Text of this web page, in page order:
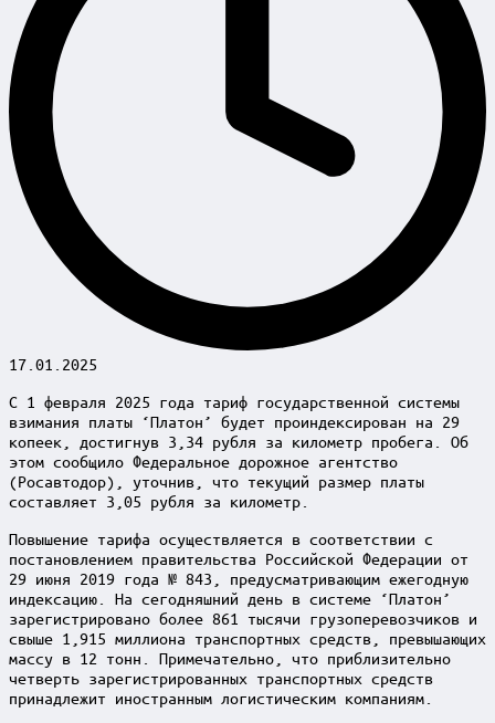
17.01.2025
С 1 февраля 2025 года тариф государственной системы
взимания платы ‘Платон’ будет проиндексирован на 29
копеек, достигнув 3,34 рубля за километр пробега. Об
этом сообщило Федеральное дорожное агентство
(Росавтодор), уточнив, что текущий размер платы
составляет 3,05 рубля за километр.
Повышение тарифа осуществляется в соответствии с
постановлением правительства Российской Федерации от
29 июня 2019 года № 843, предусматривающим ежегодную
индексацию. На сегодняшний день в системе ‘Платон’
зарегистрировано более 861 тысячи грузоперевозчиков и
свыше 1,915 миллиона транспортных средств, превышающих
массу в 12 тонн. Примечательно, что приблизительно
четверть зарегистрированных транспортных средств
принадлежит иностранным логистическим компаниям.